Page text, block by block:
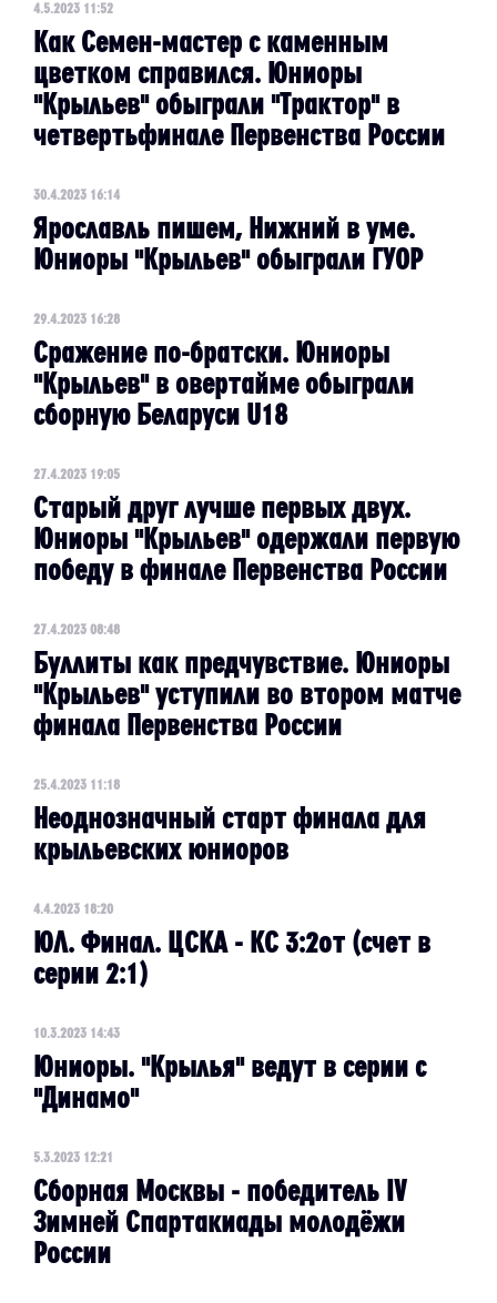
4.5.2023 11:52
Как Семен-мастер с каменным
цветком справился. Юниоры
"Крыльев" обыграли "Трактор" в
четвертьфинале Первенства России
30.4.2023 16:14
Ярославль пишем, Нижний в уме.
Юниоры "Крыльев" обыграли ГУОР
29.4.2023 16:28
Сражение по-братски. Юниоры
"Крыльев" в овертайме обыграли
сборную Беларуси U18
27.4.2023 19:05
Старый друг лучше первых двух.
Юниоры "Крыльев" одержали первую
победу в финале Первенства России
27.4.2023 08:48
Буллиты как предчувствие. Юниоры
"Крыльев" уступили во втором матче
финала Первенства России
25.4.2023 11:18
Неоднозначный старт финала для
крыльевских юниоров
4.4.2023 18:20
ЮЛ. Финал. ЦСКА - КС 3:2от (счет в
серии 2:1)
10.3.2023 14:43
​Юниоры. "Крылья" ведут в серии с
"Динамо"
5.3.2023 12:21
Сборная Москвы - победитель IV
Зимней Спартакиады молодёжи
России